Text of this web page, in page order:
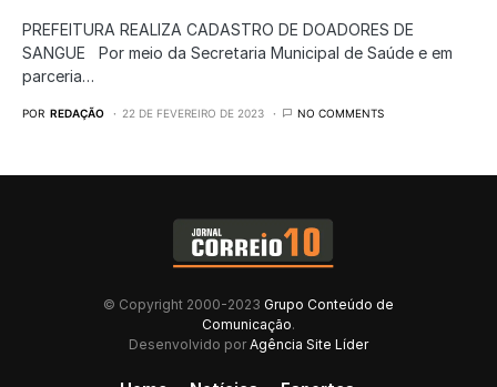
PREFEITURA REALIZA CADASTRO DE DOADORES DE
SANGUE Por meio da Secretaria Municipal de Saúde e em
parceria…
POR REDAÇÃO 22 DE FEVEREIRO DE 2023 NO COMMENTS
© Copyright 2000-2023 Grupo Conteúdo de
Comunicação.
Desenvolvido por Agência Site Líder